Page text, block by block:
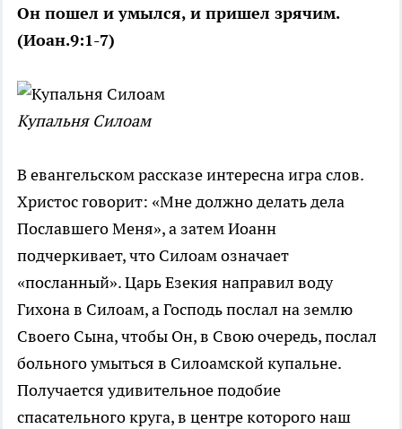
Он пошел и умылся, и пришел зрячим.
(Иоан.9:1-7)
Купальня Силоам
В евангельском рассказе интересна игра слов.
Христос говорит: «Мне должно делать дела
Пославшего Меня», а затем Иоанн
подчеркивает, что Силоам означает
«посланный». Царь Езекия направил воду
Гихона в Силоам, а Господь послал на землю
Своего Сына, чтобы Он, в Свою очередь, послал
больного умыться в Силоамской купальне.
Получается удивительное подобие
спасательного круга, в центре которого наш